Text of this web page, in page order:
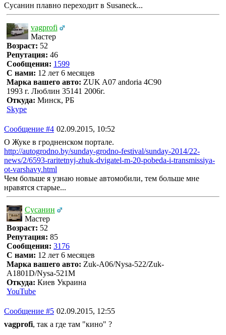
Сусанин плавно переходит в Susaneck...
vagprofi
Мастер
Возраст: 52
Репутация: 46
Сообщения: 1599
С нами: 12 лет 6 месяцев
Марка вашего авто: ZUK A07 andoria 4C90
1993 г. Люблин 35141 2006г.
Откуда: Минск, РБ
Skype
Сообщение #4 02.09.2015, 10:52
О Жуке в гродненском портале.
http://autogrodno.by/sunday-grodno-festival/sunday-2014/22-
news/2/6593-raritetnyj-zhuk-dvigatel-m-20-pobeda-i-transmissiya-
ot-varshavy.html
Чем больше я узнаю новые автомобили, тем больше мне
нравятся старые...
Сусанин
Мастер
Возраст: 52
Репутация: 85
Сообщения: 3176
С нами: 12 лет 6 месяцев
Марка вашего авто: Zuk-A06/Nysa-522/Zuk-
A1801D/Nysa-521M
Откуда: Киев Украина
YouTube
Сообщение #5 02.09.2015, 12:55
vagprofi, так а где там "кино" ?